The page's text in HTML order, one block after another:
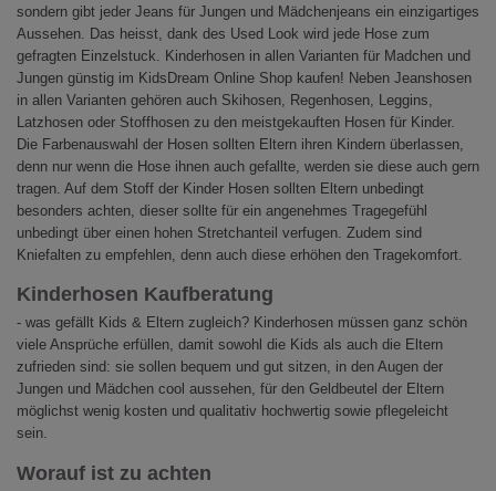
sondern gibt jeder Jeans für Jungen und Mädchenjeans ein einzigartiges
Aussehen. Das heisst, dank des Used Look wird jede Hose zum
gefragten Einzelstuck. Kinderhosen in allen Varianten für Madchen und
Jungen günstig im KidsDream Online Shop kaufen! Neben Jeanshosen
in allen Varianten gehören auch Skihosen, Regenhosen, Leggins,
Latzhosen oder Stoffhosen zu den meistgekauften Hosen für Kinder.
Die Farbenauswahl der Hosen sollten Eltern ihren Kindern überlassen,
denn nur wenn die Hose ihnen auch gefallte, werden sie diese auch gern
tragen. Auf dem Stoff der Kinder Hosen sollten Eltern unbedingt
besonders achten, dieser sollte für ein angenehmes Tragegefühl
unbedingt über einen hohen Stretchanteil verfugen. Zudem sind
Kniefalten zu empfehlen, denn auch diese erhöhen den Tragekomfort.
Kinderhosen Kaufberatung
- was gefällt Kids & Eltern zugleich? Kinderhosen müssen ganz schön
viele Ansprüche erfüllen, damit sowohl die Kids als auch die Eltern
zufrieden sind: sie sollen bequem und gut sitzen, in den Augen der
Jungen und Mädchen cool aussehen, für den Geldbeutel der Eltern
möglichst wenig kosten und qualitativ hochwertig sowie pflegeleicht
sein.
Worauf ist zu achten